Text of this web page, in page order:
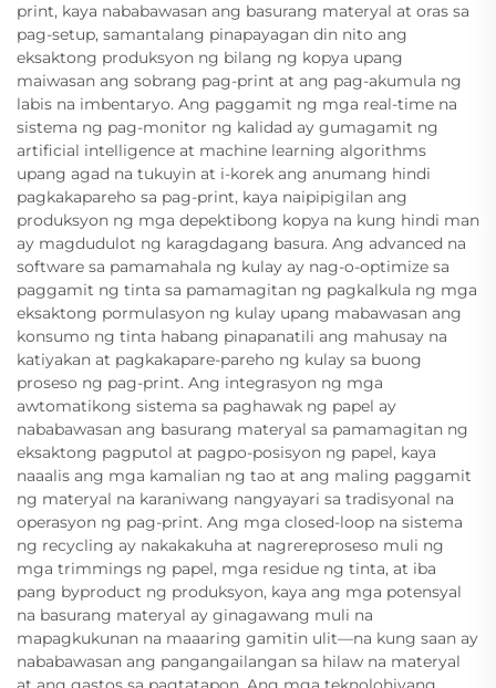
print, kaya nababawasan ang basurang materyal at oras sa
pag-setup, samantalang pinapayagan din nito ang
eksaktong produksyon ng bilang ng kopya upang
maiwasan ang sobrang pag-print at ang pag-akumula ng
labis na imbentaryo. Ang paggamit ng mga real-time na
sistema ng pag-monitor ng kalidad ay gumagamit ng
artificial intelligence at machine learning algorithms
upang agad na tukuyin at i-korek ang anumang hindi
pagkakapareho sa pag-print, kaya naipipigilan ang
produksyon ng mga depektibong kopya na kung hindi man
ay magdudulot ng karagdagang basura. Ang advanced na
software sa pamamahala ng kulay ay nag-o-optimize sa
paggamit ng tinta sa pamamagitan ng pagkalkula ng mga
eksaktong pormulasyon ng kulay upang mabawasan ang
konsumo ng tinta habang pinapanatili ang mahusay na
katiyakan at pagkakapare-pareho ng kulay sa buong
proseso ng pag-print. Ang integrasyon ng mga
awtomatikong sistema sa paghawak ng papel ay
nababawasan ang basurang materyal sa pamamagitan ng
eksaktong pagputol at pagpo-posisyon ng papel, kaya
naaalis ang mga kamalian ng tao at ang maling paggamit
ng materyal na karaniwang nangyayari sa tradisyonal na
operasyon ng pag-print. Ang mga closed-loop na sistema
ng recycling ay nakakakuha at nagrereproseso muli ng
mga trimmings ng papel, mga residue ng tinta, at iba
pang byproduct ng produksyon, kaya ang mga potensyal
na basurang materyal ay ginagawang muli na
mapagkukunan na maaaring gamitin ulit—na kung saan ay
nababawasan ang pangangailangan sa hilaw na materyal